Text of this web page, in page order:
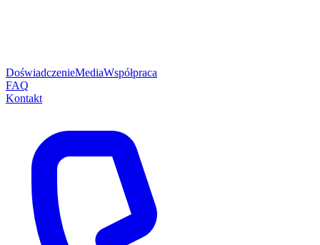
DoświadczenieMediaWspółpraca
FAQ
Kontakt